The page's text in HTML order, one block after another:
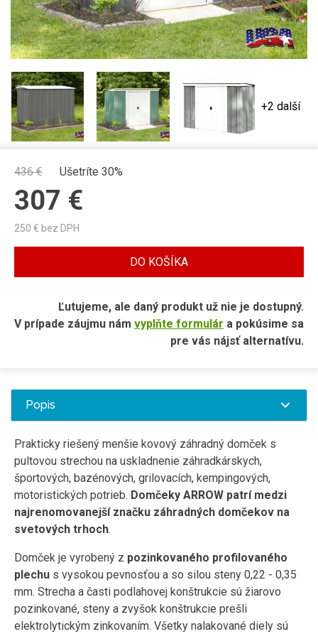
+2 další
436€ Ušetríte 30%
307 €
250 € bez DPH
DO KOŠÍKA
Ľutujeme, ale daný produkt už nie je dostupný.
V prípade záujmu nám vyplňte formulár a pokúsime sa
pre vás nájsť alternatívu.
Popis
Prakticky riešený menšie kovový záhradný domček s
pultovou strechou na uskladnenie záhradkárskych,
športových, bazénových, grilovacích, kempingových,
motoristických potrieb. Domčeky ARROW patrí medzi
najrenomovanejší značku záhradných domčekov na
svetových trhoch.
Domček je vyrobený z pozinkovaného profilovaného
plechu s vysokou pevnosťou a so silou steny 0,22 - 0,35
mm. Strecha a časti podlahovej konštrukcie sú žiarovo
pozinkované, steny a zvyšok konštrukcie prešli
elektrolytickým zinkovaním. Všetky nalakované diely sú